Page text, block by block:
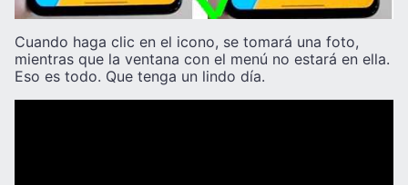
Cuando haga clic en el icono, se tomará una foto,
mientras que la ventana con el menú no estará en ella.
Eso es todo. Que tenga un lindo día.